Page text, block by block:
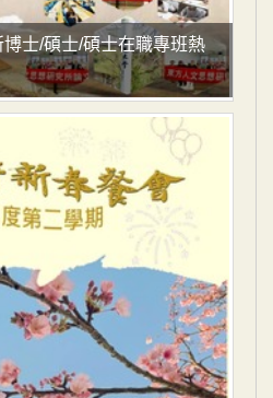
士/碩士/碩士在職專班熱